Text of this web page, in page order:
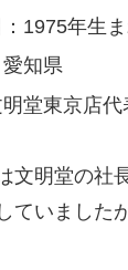
1975年生
知県
堂東京店
文明堂の社
ていました